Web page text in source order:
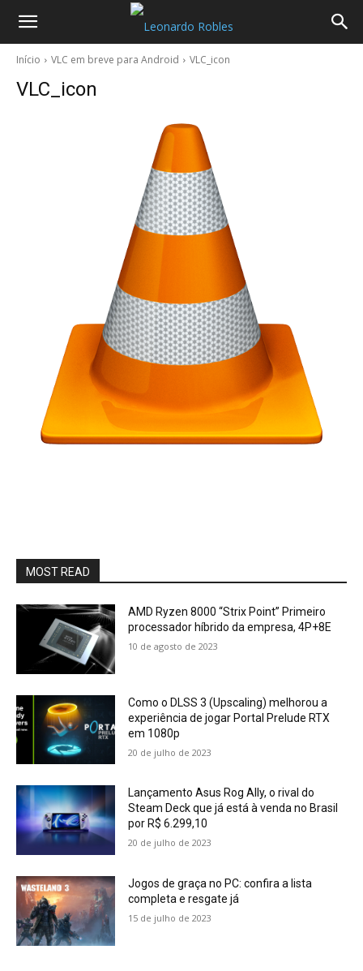
Início VLC em breve para Android VLC_icon
VLC_icon
MOST READ
AMD Ryzen 8000 “Strix Point” Primeiro
processador híbrido da empresa, 4P+8E
10 de agosto de 2023
Como o DLSS 3 (Upscaling) melhorou a
experiência de jogar Portal Prelude RTX
em 1080p
20 de julho de 2023
Lançamento Asus Rog Ally, o rival do
Steam Deck que já está à venda no Brasil
por R$ 6.299,10
20 de julho de 2023
Jogos de graça no PC: confira a lista
completa e resgate já
15 de julho de 2023